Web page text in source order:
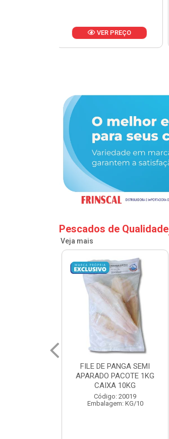
VER PREÇO
Pescados de Qualidade
Veja mais
POLACA DESFIADA
PESCAMARES PCT5KG
CX10KG
Código: 20161
Embalagem: KG/10